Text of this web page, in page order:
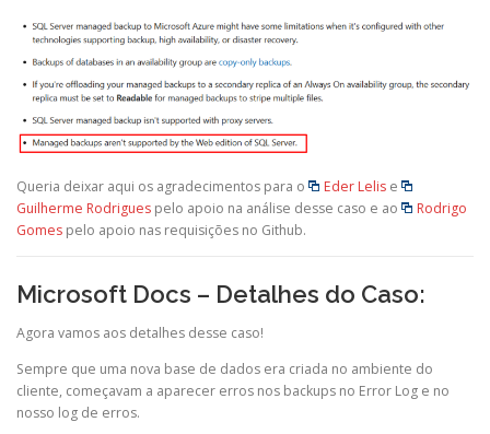
Queria deixar aqui os agradecimentos para o Eder Lelise
Guilherme Rodrigues pelo apoio na análise desse caso e ao
Rodrigo
Gomes pelo apoio nas requisições no Github.
Microsoft Docs – Detalhes do Caso:
Agora vamos aos detalhes desse caso!
Sempre que uma nova base de dados era criada no ambiente do
cliente, começavam a aparecer erros nos backups no Error Log e no
nosso log de erros.